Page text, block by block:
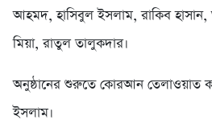
আহমদ, হাসিবুল ইসলাম, রাকিব
মিয়া, রাতুল তালুকদার।
অনুষ্ঠানের শুরুতে কোরআন তেলাওয়াত
ইসলাম।